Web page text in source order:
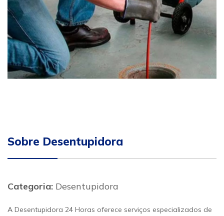
Sobre Desentupidora
Categoria: Desentupidora
A Desentupidora 24 Horas oferece serviços especializados de